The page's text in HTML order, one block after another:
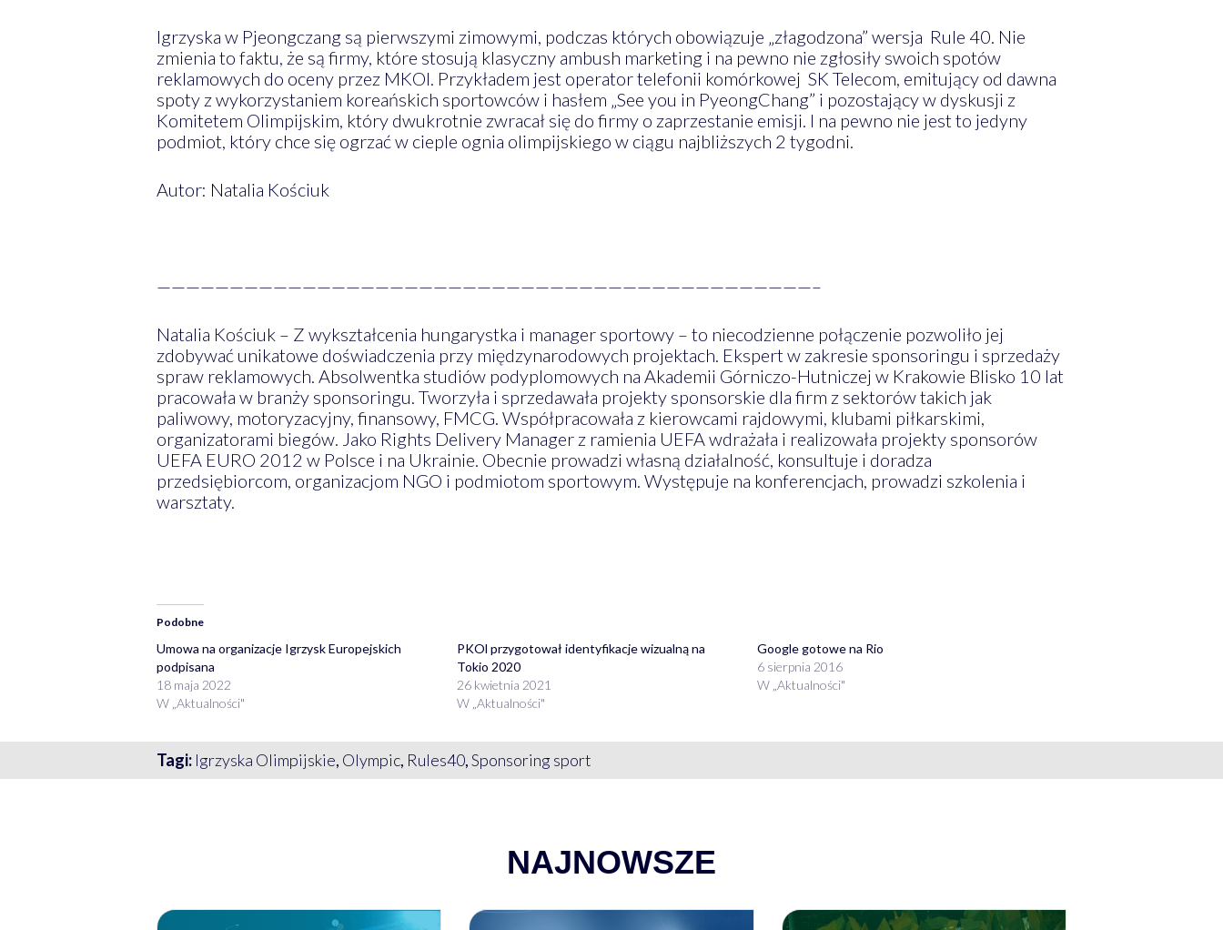
Igrzyska w Pjeongczang są pierwszymi zimowymi, podczas których obowiązuje „złagodzona” wersja Rule 40. Nie
zmienia to faktu, że są firmy, które stosują klasyczny ambush marketing i na pewno nie zgłosiły swoich spotów
reklamowych do oceny przez MKOl. Przykładem jest operator telefonii komórkowej SK Telecom, emitujący od dawna
spoty z wykorzystaniem koreańskich sportowców i hasłem „See you in PyeongChang” i pozostający w dyskusji z
Komitetem Olimpijskim, który dwukrotnie zwracał się do firmy o zaprzestanie emisji. I na pewno nie jest to jedyny
podmiot, który chce się ogrzać w cieple ognia olimpijskiego w ciągu najbliższych 2 tygodni.
Autor: Natalia Kościuk
—————————————————————————————————————————————–
Natalia Kościuk – Z wykształcenia hungarystka i manager sportowy – to niecodzienne połączenie pozwoliło jej
zdobywać unikatowe doświadczenia przy międzynarodowych projektach. Ekspert w zakresie sponsoringu i sprzedaży
spraw reklamowych. Absolwentka studiów podyplomowych na Akademii Górniczo-Hutniczej w Krakowie Blisko 10 lat
pracowała w branży sponsoringu. Tworzyła i sprzedawała projekty sponsorskie dla firm z sektorów takich jak
paliwowy, motoryzacyjny, finansowy, FMCG. Współpracowała z kierowcami rajdowymi, klubami piłkarskimi,
organizatorami biegów. Jako Rights Delivery Manager z ramienia UEFA wdrażała i realizowała projekty sponsorów
UEFA EURO 2012 w Polsce i na Ukrainie. Obecnie prowadzi własną działalność, konsultuje i doradza
przedsiębiorcom, organizacjom NGO i podmiotom sportowym. Występuje na konferencjach, prowadzi szkolenia i
warsztaty.
Podobne
Umowa na organizacje Igrzysk Europejskich
podpisana
18 maja 2022
W „Aktualności"
PKOl przygotował identyfikacje wizualną na
Tokio 2020
26 kwietnia 2021
W „Aktualności"
Google gotowe na Rio
6 sierpnia 2016
W „Aktualności"
Tagi: Igrzyska Olimpijskie, Olympic, Rules40,Sponsoring sport
NAJNOWSZE